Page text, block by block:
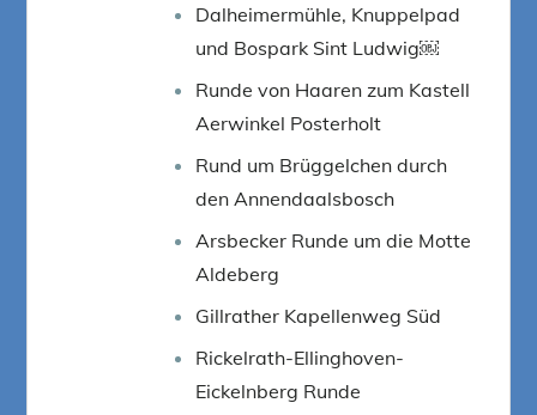
Dalheimermühle, Knuppelpad
und Bospark Sint Ludwig￼
Runde von Haaren zum Kastell
Aerwinkel Posterholt
Rund um Brüggelchen durch
den Annendaalsbosch
Arsbecker Runde um die Motte
Aldeberg
Gillrather Kapellenweg Süd
Rickelrath-Ellinghoven-
Eickelnberg Runde